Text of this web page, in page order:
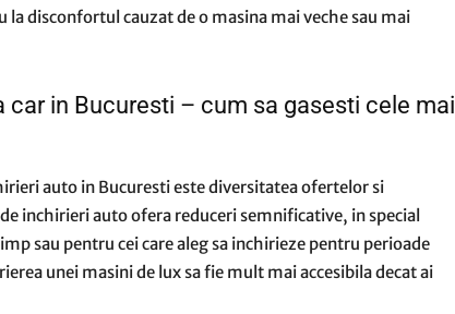
disconfortul cauzat de o masina mai veche sau mai
in Bucuresti – cum sa gasesti cele mai
auto in Bucuresti este diversitatea ofertelor si
inchirieri auto ofera reduceri semnificative, in special
sau pentru cei care aleg sa inchirieze pentru perioade
unei masini de lux sa fie mult mai accesibila decat ai